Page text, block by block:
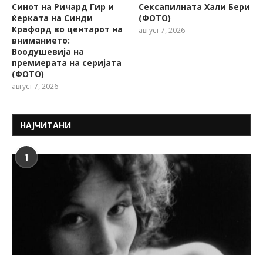
Синот на Ричард Гир и
ќерката на Синди
Крафорд во центарот на
вниманието:
Воодушевија на
премиерата на серијата
(ФОТО)
август 7, 2026
Сексапилната Хали Бери
(ФОТО)
август 7, 2026
НАЈЧИТАНИ
1